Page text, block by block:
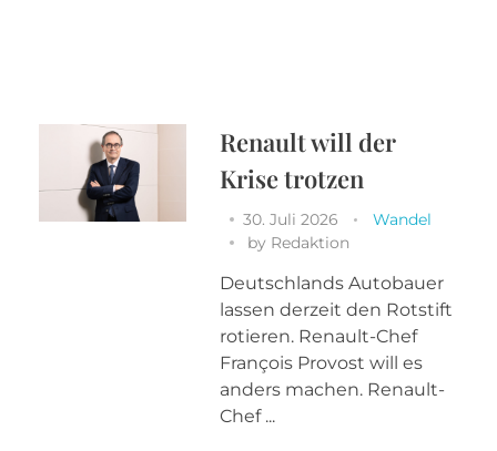
Renault will der
Krise trotzen
30. Juli 2026
Wandel
by Redaktion
Deutschlands Autobauer
lassen derzeit den Rotstift
rotieren. Renault-Chef
François Provost will es
anders machen. Renault-
Chef ...